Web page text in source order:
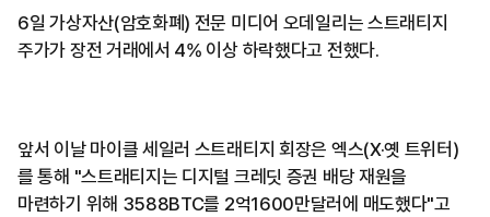
6일 가상자산(암호화폐) 전문 미디어 오데일리는 스트래티지
주가가 장전 거래에서 4% 이상 하락했다고 전했다.
앞서 이날 마이클 세일러 스트래티지 회장은 엑스(X·옛 트위터)
를 통해 "스트래티지는 디지털 크레딧 증권 배당 재원을
마련하기 위해 3588BTC를 2억1600만달러에 매도했다"고